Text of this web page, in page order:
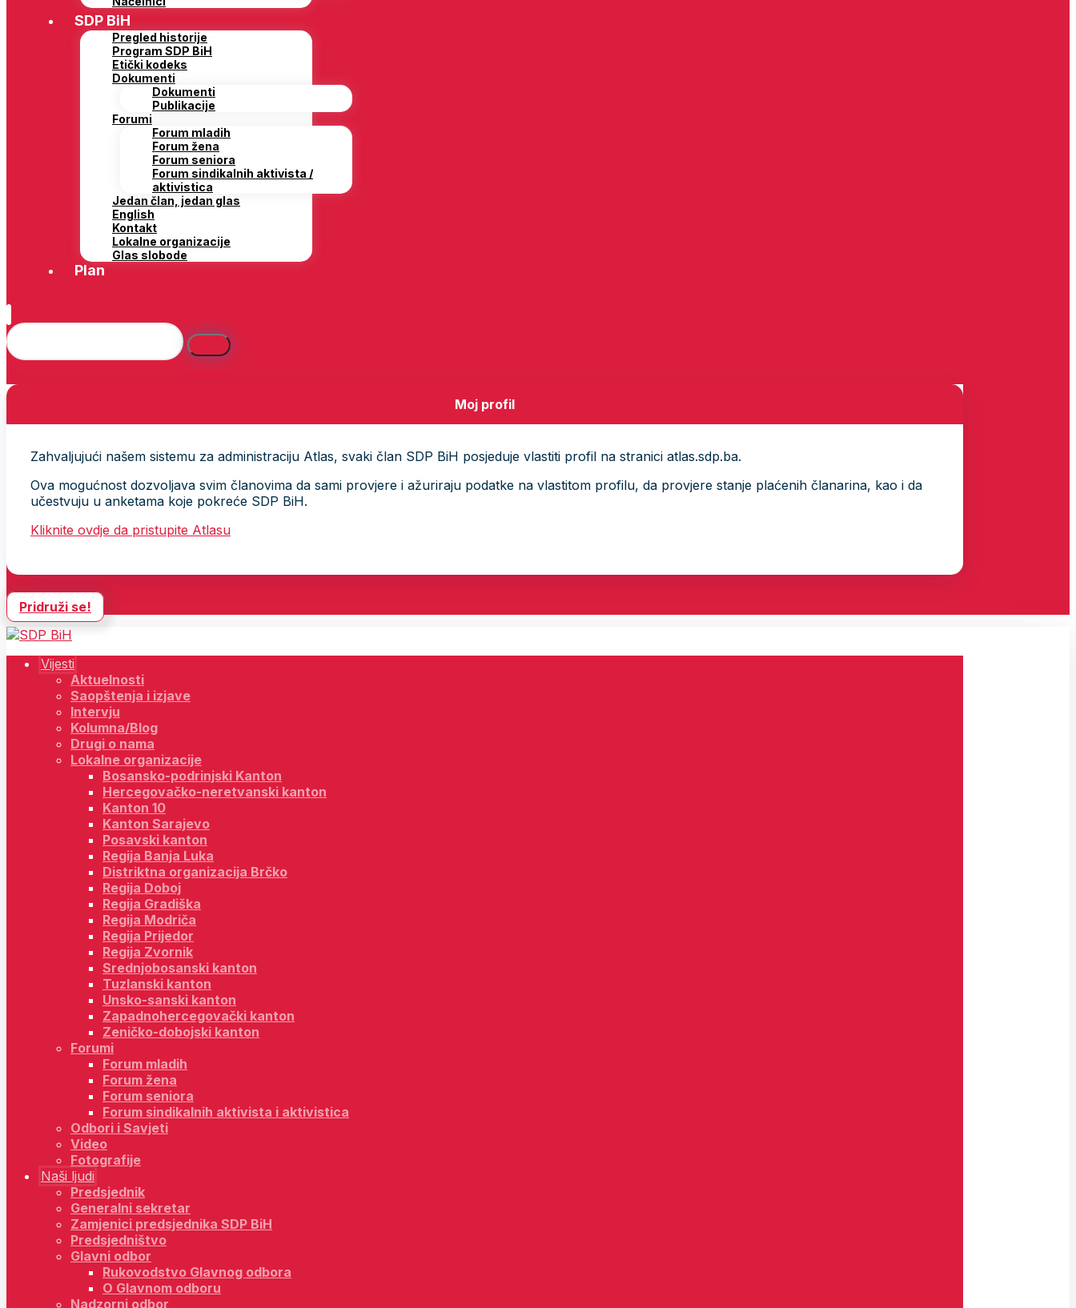
SDP BiH
Pregled historije
Program SDP BiH
Etički kodeks
Dokumenti
Dokumenti
Publikacije
Forumi
Forum mladih
Forum žena
Forum seniora
Forum sindikalnih aktivista /
aktivistica
Jedan član, jedan glas
English
Kontakt
Lokalne organizacije
Glas slobode
Plan
Moj profil
Zahvaljujući našem sistemu za administraciju Atlas, svaki član SDP BiH posjeduje vlastiti profil na stranici atlas.sdp.ba.
Ova mogućnost dozvoljava svim članovima da sami provjere i ažuriraju podatke na vlastitom profilu, da provjere stanje plaćenih članarina, kao i da
učestvuju u anketama koje pokreće SDP BiH.
Kliknite ovdje da pristupite Atlasu
Pridruži se!
Vijesti
Aktuelnosti
Saopštenja i izjave
Intervju
Kolumna/Blog
Drugi o nama
Lokalne organizacije
Bosansko-podrinjski Kanton
Hercegovačko-neretvanski kanton
Kanton 10
Kanton Sarajevo
Posavski kanton
Regija Banja Luka
Distriktna organizacija Brčko
Regija Doboj
Regija Gradiška
Regija Modriča
Regija Prijedor
Regija Zvornik
Srednjobosanski kanton
Tuzlanski kanton
Unsko-sanski kanton
Zapadnohercegovački kanton
Zeničko-dobojski kanton
Forumi
Forum mladih
Forum žena
Forum seniora
Forum sindikalnih aktivista i aktivistica
Odbori i Savjeti
Video
Fotografije
Naši ljudi
Predsjednik
Generalni sekretar
Zamjenici predsjednika SDP BiH
Predsjedništvo
Glavni odbor
Rukovodstvo Glavnog odbora
O Glavnom odboru
Nadzorni odbor